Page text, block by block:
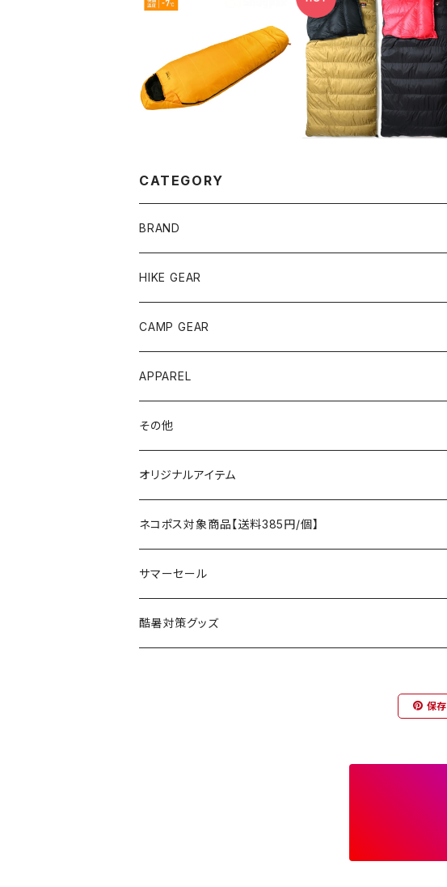
Snugpak(スナグパッ
ク) スリーパーエクスト
リーム マミー ショート
ライトジップ
¥12,980
NANGA ナンガ 北斗別
注 AURORA LIGHT オ
ーロラライト 600DX
封筒型 スリーピングバ
ッグ
¥47,080
CATEGORY
BRAND
andwander
ANOBA
AO COOLERS
asobito
AS2OV
AXESQUIN
Ballistics
BEDROCK SANDALS
HIKE GEAR
テント、シェルター
バックパック
ポーチ／サコッシュ
ストレージ
パッキングアクセサリー
スリーピングギア
クッキングギア
CAMP GEAR
テント、タープ
テント、シェルター
タープ
スリーピングギア
寝袋
マット
テーブル、チェア
テーブル
チェア
ランタン、ライト
燃料ランタン
LEDライト
焚火台／薪ストーブ
焚火台
暖房器具
APPAREL
トップス
ボトムス
アンダーウェア
ハンドウェア
ヘッドギア
その他
遊び
フィッシング
ラジコン
ケア用品
雑貨
アウトレット
オリジナルアイテム
ネコポス対象商品【送料385円/個】
サマーセール
酷暑対策グッズ
保存